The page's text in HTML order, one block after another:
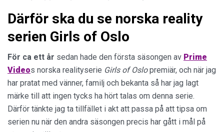
Därför ska du se norska reality
serien Girls of Oslo
För ca ett år sedan hade den första säsongen av Prime
Videos norska realityserie Girls of Oslopremiär, och när jag
har pratat med vänner, familj och bekanta så har jag lagt
märke till att ingen tycks ha hört talas om denna serie.
Därför tänkte jag ta tillfället i akt att passa på att tipsa om
serien nu när den andra säsongen precis har gått i mål på